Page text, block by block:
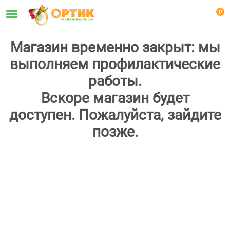
0
Магазин временно закрыт: мы
выполняем профилактические
работы.
Вскоре магазин будет
доступен. Пожалуйста, зайдите
позже.